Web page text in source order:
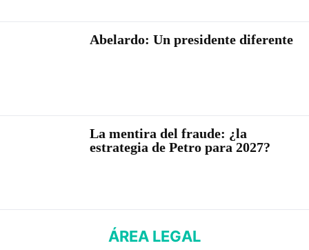
Abelardo: Un presidente diferente
La mentira del fraude: ¿la
estrategia de Petro para 2027?
ÁREA LEGAL